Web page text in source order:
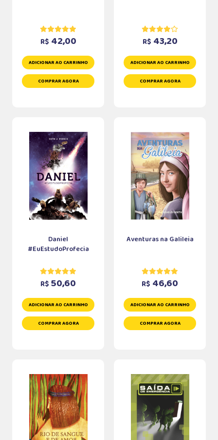
R$ 42,00
ADICIONAR AO CARRINHO
COMPRAR AGORA
R$ 43,20
ADICIONAR AO CARRINHO
COMPRAR AGORA
Daniel
#EuEstudoProfecia
R$ 50,60
ADICIONAR AO CARRINHO
COMPRAR AGORA
Aventuras na Galileia
R$ 46,60
ADICIONAR AO CARRINHO
COMPRAR AGORA